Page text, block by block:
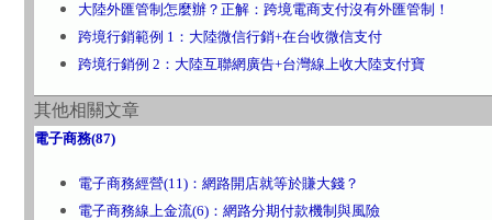
大陸外匯管制怎麼辦？正解：跨境電商支付沒有外匯管制！
跨境行銷範例 1：大陸微信行銷+在台收微信支付
跨境行銷例 2：大陸互聯網廣告+台灣線上收大陸支付寶
其他相關文章
電子商務(87)
電子商務經營(11)：網路開店就等於賺大錢？
電子商務線上金流(6)：網路分期付款機制與風險